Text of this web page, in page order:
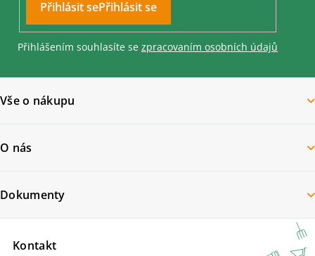
Přihlásit se
Přihlášením souhlasíte se zpracovaním osobních údajů
Vše o nákupu
O nás
Kontakt
Dokumenty